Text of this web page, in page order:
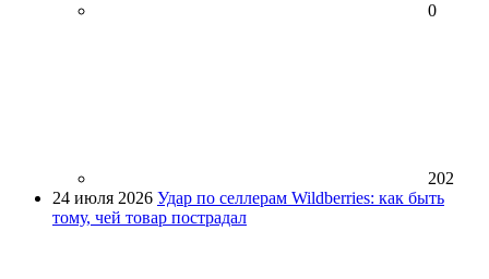
0
202
24 июля 2026 Удар по селлерам Wildberries: как быть
тому, чей товар пострадал